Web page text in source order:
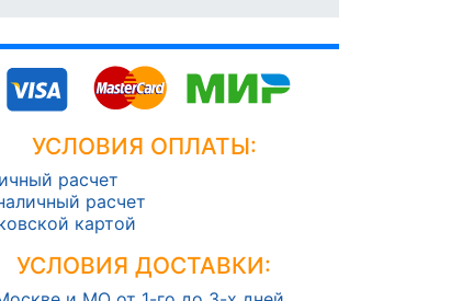
УСЛОВИЯ ОПЛАТЫ:
расчет
расчет
картой
УСЛОВИЯ ДОСТАВКИ: